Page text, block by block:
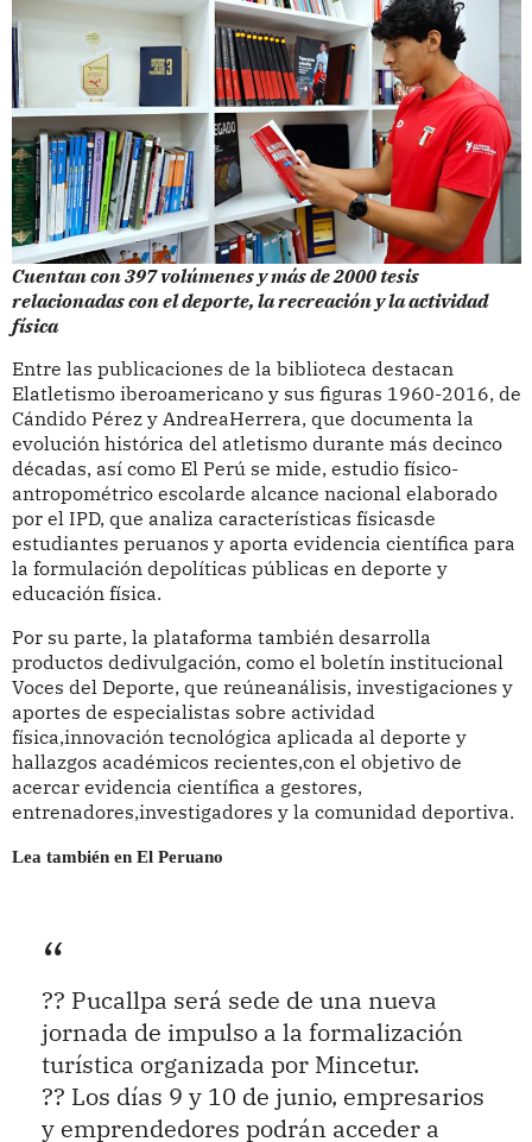
Cuentan con 397 volúmenes y más de 2000 tesis
relacionadas con el deporte, la recreación y la actividad
física
Entre las publicaciones de la biblioteca destacan
Elatletismo iberoamericano y sus figuras 1960-2016, de
Cándido Pérez y AndreaHerrera, que documenta la
evolución histórica del atletismo durante más decinco
décadas, así como El Perú se mide, estudio físico-
antropométrico escolarde alcance nacional elaborado
por el IPD, que analiza características físicasde
estudiantes peruanos y aporta evidencia científica para
la formulación depolíticas públicas en deporte y
educación física.
Por su parte, la plataforma también desarrolla
productos dedivulgación, como el boletín institucional
Voces del Deporte, que reúneanálisis, investigaciones y
aportes de especialistas sobre actividad
física,innovación tecnológica aplicada al deporte y
hallazgos académicos recientes,con el objetivo de
acercar evidencia científica a gestores,
entrenadores,investigadores y la comunidad deportiva.
Lea también en El Peruano
?? Pucallpa será sede de una nueva
jornada de impulso a la formalización
turística organizada por Mincetur.
?? Los días 9 y 10 de junio, empresarios
y emprendedores podrán acceder a